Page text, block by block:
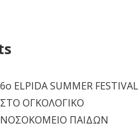
6ο ELPIDA SUMMER FESTIVAL
ΣΤΟ ΟΓΚΟΛΟΓΙΚΟ
ΝΟΣΟΚΟΜΕΙΟ ΠΑΙΔΩΝ